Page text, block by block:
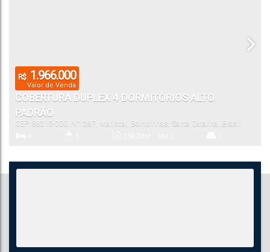
R$ 1.966.000
Valor de Venda
COBERTURA DUPLEX 4 DORMITÓRIOS ALTO
PADRÃO
CEP: 88215-000 N°: 287 Mariscal Bombinhas Santa Catarina
Brasil